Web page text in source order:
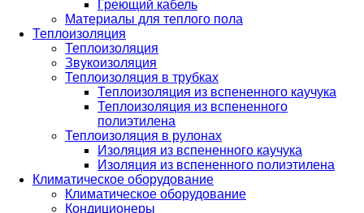
Греющий кабель
Материалы для теплого пола
Теплоизоляция
Теплоизоляция
Звукоизоляция
Теплоизоляция в трубках
Теплоизоляция из вспененного каучука
Теплоизоляция из вспененного
полиэтилена
Теплоизоляция в рулонах
Изоляция из вспененного каучука
Изоляция из вспененного полиэтилена
Климатическое оборудование
Климатическое оборудование
Кондиционеры